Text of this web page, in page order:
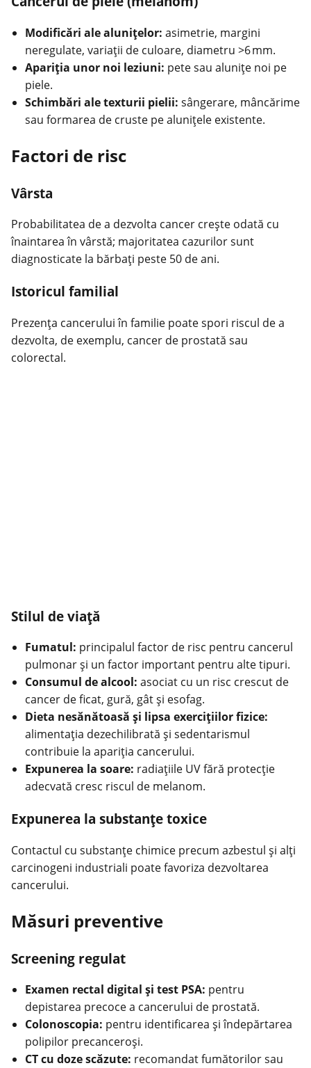
Modificări ale aluniţelor: asimetrie, margini
neregulate, variaţii de culoare, diametru >6 mm.
Apariţia unor noi leziuni: pete sau aluniţe noi pe
piele.
Schimbări ale texturii pielii: sângerare, mâncărime
sau formarea de cruste pe aluniţele existente.
Factori de risc
Vârsta
Probabilitatea de a dezvolta cancer creşte odată cu
înaintarea în vârstă; majoritatea cazurilor sunt
diagnosticate la bărbaţi peste 50 de ani.
Istoricul familial
Prezenţa cancerului în familie poate spori riscul de a
dezvolta, de exemplu, cancer de prostată sau
colorectal.
Stilul de viaţă
Fumatul: principalul factor de risc pentru cancerul
pulmonar şi un factor important pentru alte tipuri.
Consumul de alcool: asociat cu un risc crescut de
cancer de ficat, gură, gât şi esofag.
Dieta nesănătoasă și lipsa exerciţiilor fizice:
alimentaţia dezechilibrată și sedentarismul
contribuie la apariţia cancerului.
Expunerea la soare: radiaţiile UV fără protecţie
adecvată cresc riscul de melanom.
Expunerea la substanţe toxice
Contactul cu substanţe chimice precum azbestul şi alţi
carcinogeni industriali poate favoriza dezvoltarea
cancerului.
Măsuri preventive
Screening regulat
Examen rectal digital și test PSA: pentru
depistarea precoce a cancerului de prostată.
Colonoscopia: pentru identificarea și îndepărtarea
polipilor precanceroşi.
CT cu doze scăzute: recomandat fumătorilor sau